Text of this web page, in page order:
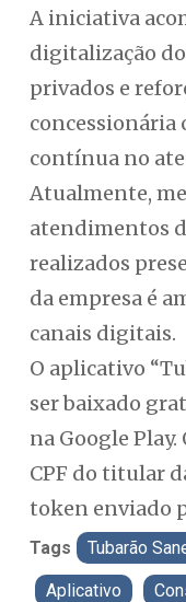
A iniciativa
digitalização
privados e
concessionária
contínua no
Atualmente,
atendimentos
realizados
da empresa é
canais digitais.
O aplicativo
ser baixado
na Google
CPF do titular
token enviado
Tags Tubarão
Aplicativo